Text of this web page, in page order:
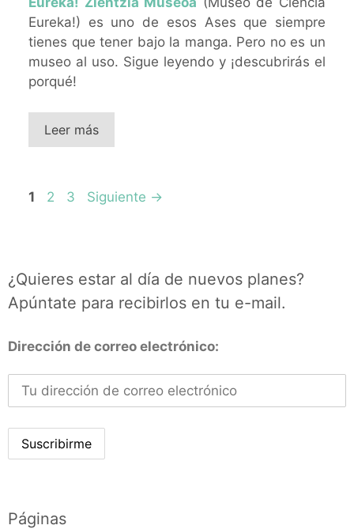
Eureka!) es uno de esos Ases que siempre
tienes que tener bajo la manga. Pero no es un
museo al uso. Sigue leyendo y ¡descubrirás el
porqué!
Leer más
Página
1 Página
2 Página
3 Siguiente →
¿Quieres estar al día de nuevos planes?
Apúntate para recibirlos en tu e-mail.
Dirección de correo electrónico:
Páginas